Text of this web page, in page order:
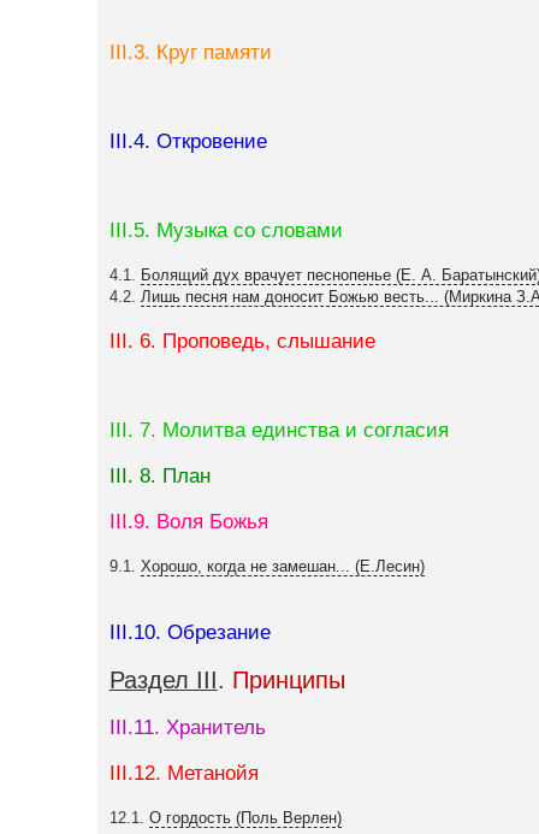
III.3. Круг памяти
III.4. Откровение
III.5. Музыка со словами
4.1. Болящий дух врачует песнопенье (Е. А.
4.2. Лишь песня нам доносит Божью весть... (Миркина
III. 6. Проповедь, слышание
III. 7. Молитва единства и согласия
III. 8. План
III.9. Воля Божья
9.1. Хорошо, когда не замешан... (Е.Лесин)
III.10. Обрезание
Раздел III. Принципы
III.11. Хранитель
III.12. Метанойя
12.1. О гордость (Поль Верлен)